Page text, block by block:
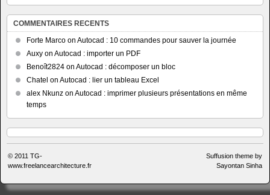
COMMENTAIRES RECENTS
Forte Marco on Autocad : 10 commandes pour sauver la journée
Auxy on Autocad : importer un PDF
Benoît2824 on Autocad : décomposer un bloc
Chatel on Autocad : lier un tableau Excel
alex Nkunz on Autocad : imprimer plusieurs présentations en même
temps
© 2011 TG-
www.freelancearchitecture.fr
Suffusion theme by
Sayontan Sinha